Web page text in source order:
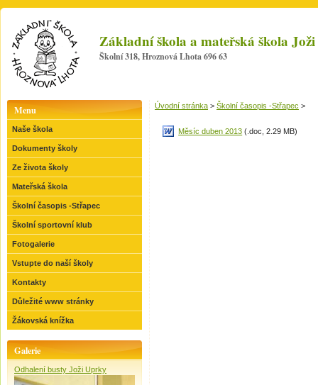
Základní škola a mateřská škola
Školní 318, Hroznová Lhota 696 63
Menu
Naše škola
Dokumenty školy
Ze života školy
Mateřská škola
Školní časopis -Střapec
Školní sportovní klub
Fotogalerie
Vstupte do naší školy
Kontakty
Důležité www stránky
Žákovská knížka
Galerie
Odhalení busty Joži Uprky
Úvodní stránka > Školní časopis -Střapec >
Měsíc duben 2013 (.doc, 2.29 MB)